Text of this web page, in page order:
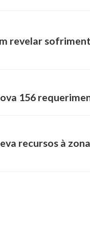
revelar
156
recursos à